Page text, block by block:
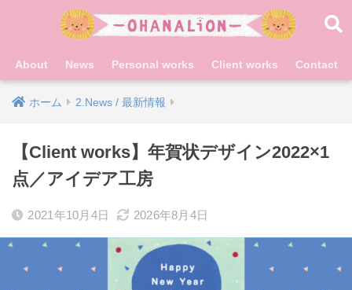
About News Personal works Client works Contact
ホーム 2.News / 最新情報
【Client works】年賀状デザイン2022×1
点／アイデア工房
2021年10月4日 2026年8月4日